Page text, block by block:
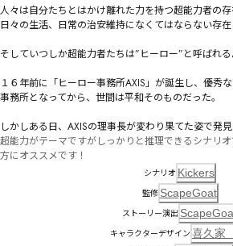
人々は自分たちとはかけ離れた力を持つ超能力者の
日々の生活、日常の治安維持になくてはならない存在
そしていつしか超能力者たちは”ヒーロー”と呼ばれる
１６年前に「ヒーロー事務所AXIS」が誕生し、優秀
事務所となってから、世間は平和そのものだった。
しかしある日、AXISの理事長が変わり果てた姿で発見
超能力がテーマですがしっかりと推理できるシナリ
方にオススメです！
シナリオ Kickers
監修 ScapeGoat
ストーリー演出
キャラクターデザイン 喜久